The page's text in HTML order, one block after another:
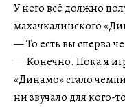
У него всё должно
махачкалинского
— То есть вы сперва
— Конечно. Пока я
«Динамо» стало
ни звучало для кого-